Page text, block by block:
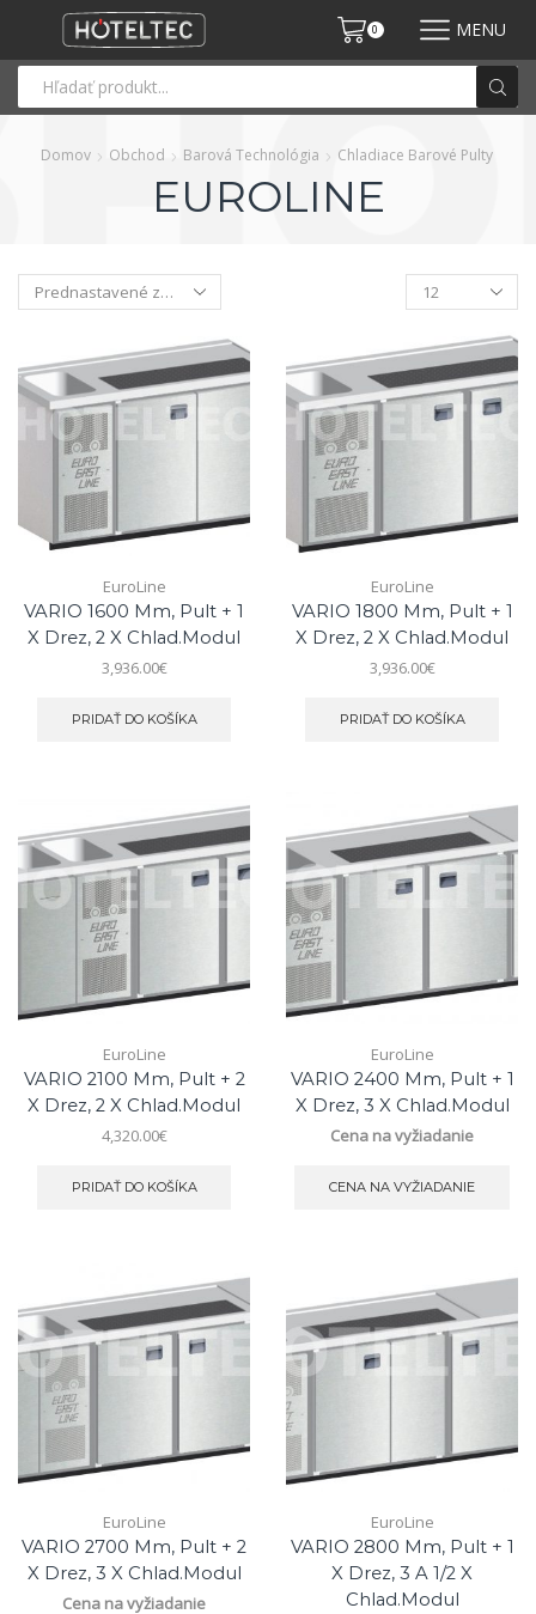
0 MENU
Domov Obchod Barová Technológia Chladiace Barové Pulty
EUROLINE
EuroLine
VARIO 1600 Mm, Pult + 1
X Drez, 2 X Chlad.modul
3,936.00€
PRIDAŤ DO KOŠÍKA
EuroLine
VARIO 1800 Mm, Pult + 1
X Drez, 2 X Chlad.modul
3,936.00€
PRIDAŤ DO KOŠÍKA
EuroLine
VARIO 2100 Mm, Pult + 2
X Drez, 2 X Chlad.modul
4,320.00€
PRIDAŤ DO KOŠÍKA
EuroLine
VARIO 2400 Mm, Pult + 1
X Drez, 3 X Chlad.modul
Cena na vyžiadanie
CENA NA VYŽIADANIE
EuroLine
VARIO 2700 Mm, Pult + 2
X Drez, 3 X Chlad.modul
Cena na vyžiadanie
EuroLine
VARIO 2800 Mm, Pult + 1
X Drez, 3 A 1/2 X
Chlad.modul